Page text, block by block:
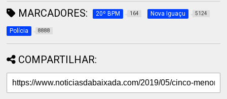
MARCADORES: 20º BPM 164 Nova Iguaçu 5124
Polícia 8888
COMPARTILHAR: